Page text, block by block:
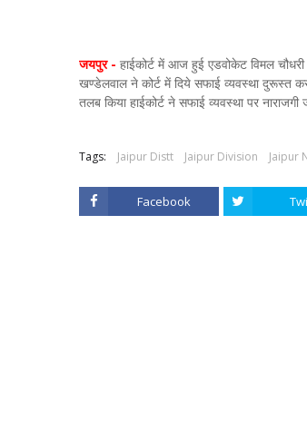
जयपुर - हाईकोर्ट में आज हुई एडवोकेट विमल चौधरी
खण्डेलवाल ने कोर्ट में दिये सफाई व्यवस्था दुरूस्त
तलब किया हाईकोर्ट ने सफाई व्यवस्था पर नाराजगी
Tags: Jaipur Distt Jaipur Division Jaipur
Facebook